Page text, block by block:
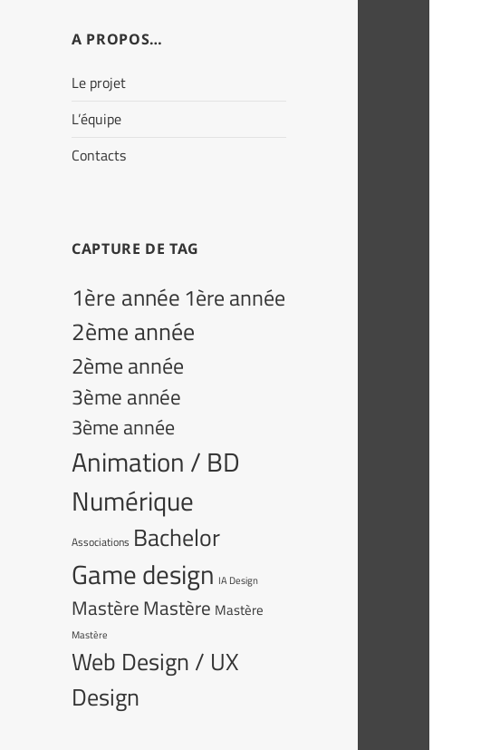
A PROPOS…
Le projet
L’équipe
Contacts
CAPTURE DE TAG
1ère année1ère année
2ème année
2ème année
3ème année
3ème année
Animation / BD
Numérique
Associations Bachelor
Game design IA Design
MastèreMastère Mastère
Mastère
Web Design / UX
Design